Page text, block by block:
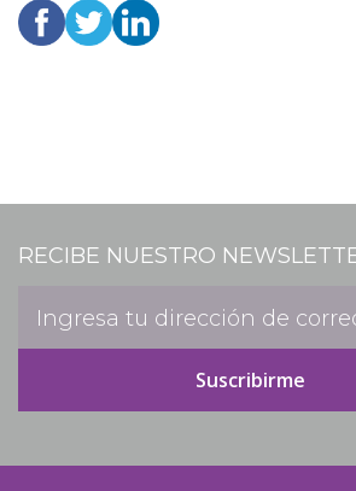
RECIBE NUESTRO
Suscribirme